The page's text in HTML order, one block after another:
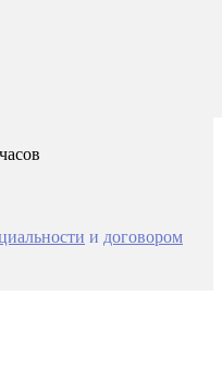
и договором